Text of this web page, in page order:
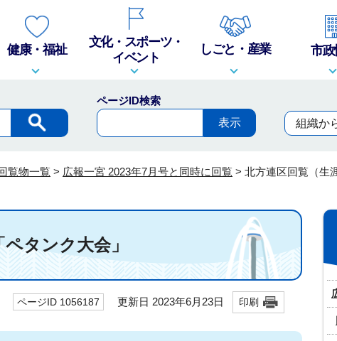
健康・福祉
文化・スポーツ・
イベント
しごと・産業 市
ページID検索
組織か
覧物一覧 > 広報一宮 2023年7月号と同時に回覧 > 北方連区回覧（生
タンク大会」
ページID 1056187 更新日 2023年6月23日 印刷